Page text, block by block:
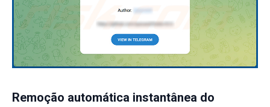
Remoção automática instantânea do